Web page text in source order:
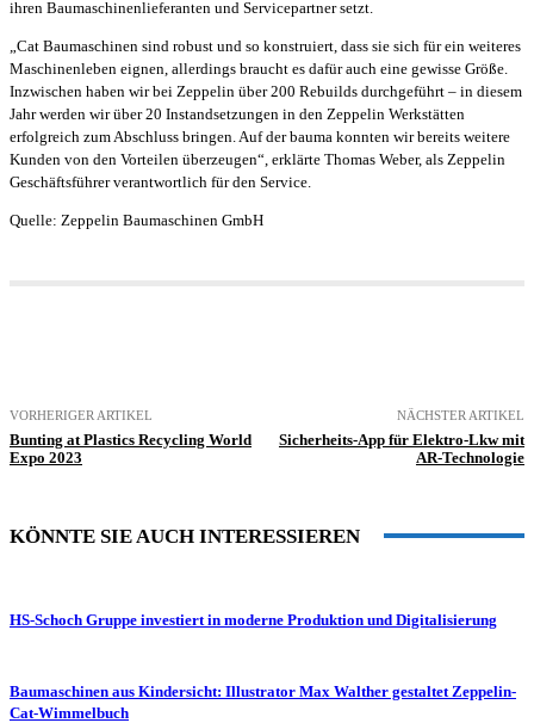
ihren Baumaschinenlieferanten und Servicepartner setzt.
„Cat Baumaschinen sind robust und so konstruiert, dass sie sich für ein weiteres
Maschinenleben eignen, allerdings braucht es dafür auch eine gewisse Größe.
Inzwischen haben wir bei Zeppelin über 200 Rebuilds durchgeführt – in diesem
Jahr werden wir über 20 Instandsetzungen in den Zeppelin Werkstätten
erfolgreich zum Abschluss bringen. Auf der bauma konnten wir bereits weitere
Kunden von den Vorteilen überzeugen“, erklärte Thomas Weber, als Zeppelin
Geschäftsführer verantwortlich für den Service.
Quelle: Zeppelin Baumaschinen GmbH
VORHERIGER ARTIKEL
Bunting at Plastics Recycling World
Expo 2023
NÄCHSTER ARTIKEL
Sicherheits-App für Elektro-Lkw mit
AR-Technologie
KÖNNTE SIE AUCH INTERESSIEREN
HS-Schoch Gruppe investiert in moderne Produktion und Digitalisierung
Baumaschinen aus Kindersicht: Illustrator Max Walther gestaltet Zeppelin-
Cat-Wimmelbuch